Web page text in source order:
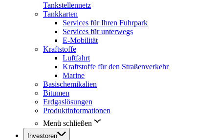
Tankstellennetz
Tankkarten
Services für Ihren Fuhrpark
Services für unterwegs
E-Mobilität
Kraftstoffe
Luftfahrt
Kraftstoffe für den Straßenverkehr
Marine
Basischemikalien
Bitumen
Erdgaslösungen
Produktinformationen
Menü schließen
Investoren